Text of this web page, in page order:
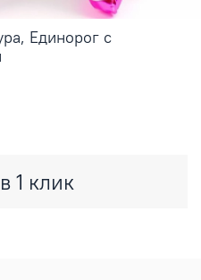
Единорог с
1 клик